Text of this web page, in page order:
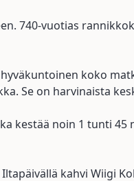
740-vuotias
koko
Se on harvinaista
kestää noin 1 tunti
kahvi Wiigi